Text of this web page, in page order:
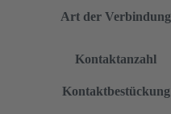
Art der Verbindung
Kontaktanzahl
Kontaktbestückung